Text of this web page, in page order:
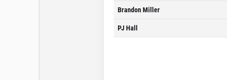
Brandon Miller
PJ Hall